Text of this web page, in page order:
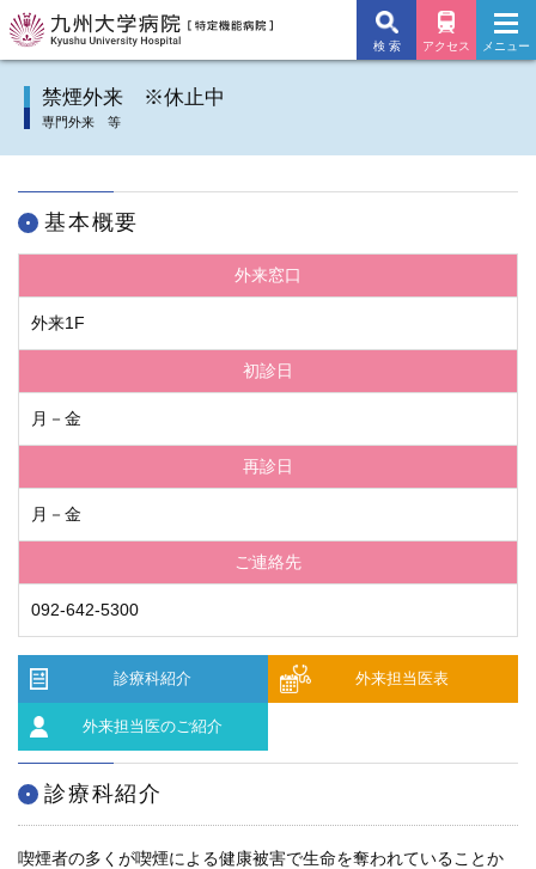
検 索 アクセス
九州大学病院TOP
施設・サービス
ご意見
採用情報
本院の先進医療
内視鏡外科手術
最新の歯科治療
メニュー
禁煙外来 ※休止中
専門外来 等
基本概要
外来窓口
外来1F
初診日
月－金
再診日
月－金
ご連絡先
092-642-5300
診療科紹介 外来担当医表
外来担当医のご紹介
診療科紹介
喫煙者の多くが喫煙による健康被害で生命を奪われていることか